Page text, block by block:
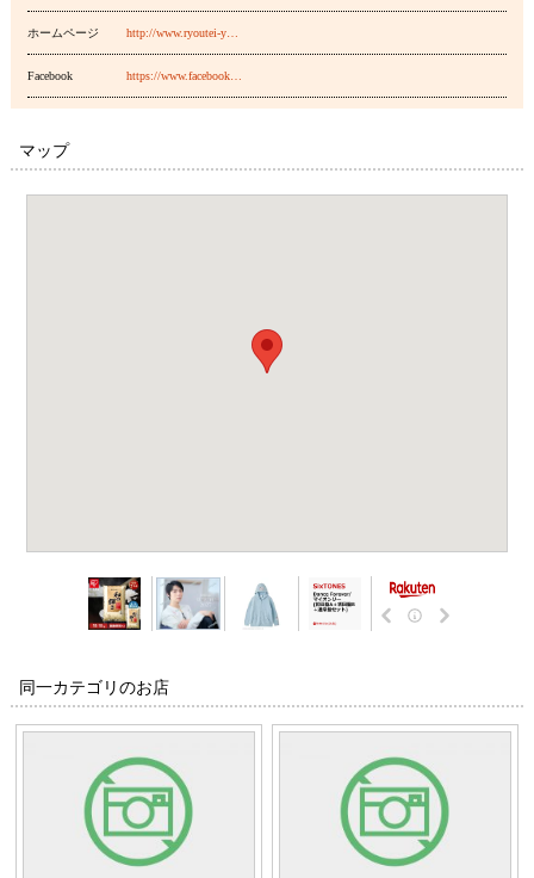
ホームページ http://www.ryoutei-y…
Facebook https://www.facebook…
マップ
同一カテゴリのお店